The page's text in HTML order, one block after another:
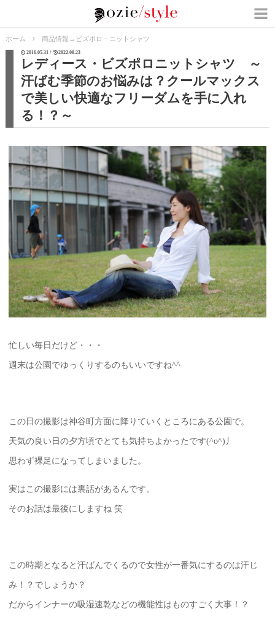
ホーム 商品情報 → ビズポロ・ニットシャツ
2016.05.31 / 2022.08.23
レディース・ビズポロニットシャツ ～
汗ばむ季節のお悩みは？クールマックス
で美しい快適なフリーダムを手に入れ
る！？～
忙しい毎日だけど・・・
週末は公園でゆっくりするのもいいですね^^
この日の撮影は神谷町方面に降りていくところにある公園で。
天気の良い日の夕方頃でとても気持ちよかったです(^o^)丿
思わず裸足になってしまいました。
実はこの撮影には裏話があるんです。
そのお話は最後にしますね 笑
この時期となると汗ばんでくるので女性が一番気にするのは汗じ
み！？でしょうか？
だからインナーの吸湿速乾などの機能性はものすごく大事！？